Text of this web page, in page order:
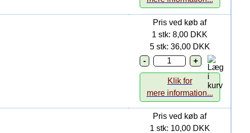
Pris ved køb af
1 stk: 8,00 DKK
5 stk: 36,00 DKK
Klik for
mere information...
Pris ved køb af
1 stk: 10,00 DKK